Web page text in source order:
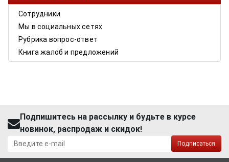
Сотрудники
Мы в социальных сетях
Рубрика вопрос-ответ
Книга жалоб и предложений
Подпишитесь на рассылку и будьте в курсе
новинок, распродаж и скидок!
Подписаться